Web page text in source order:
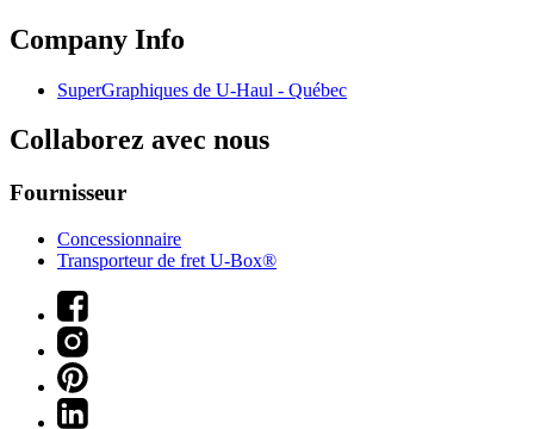
Company Info
SuperGraphiques de U-Haul - Québec
Collaborez avec nous
Fournisseur
Concessionnaire
Transporteur de fret U-Box®